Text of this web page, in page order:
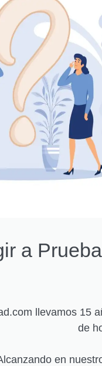
a
llevamos 15
de
en